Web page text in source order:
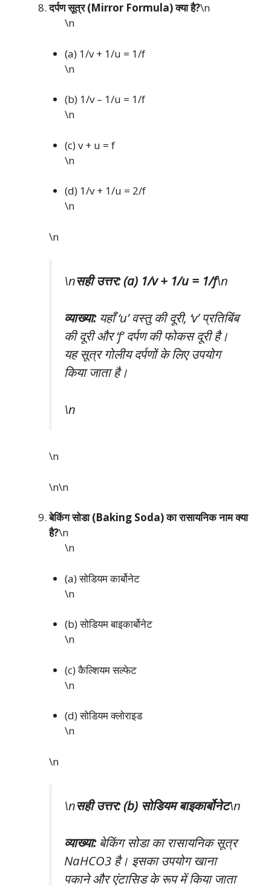
दर्पण सूत्र (Mirror Formula) क्या है?\n
\n
(a) 1/v + 1/u = 1/f
\n
(b) 1/v – 1/u = 1/f
\n
(c) v + u = f
\n
(d) 1/v + 1/u = 2/f
\n
\n
\nसही उत्तर: (a) 1/v + 1/u = 1/f\n
व्याख्या:यहाँ ‘u’ वस्तु की दूरी, ‘v’ प्रतिबिंब
की दूरी और ‘f’ दर्पण की फोकस दूरी है।
यह सूत्र गोलीय दर्पणों के लिए उपयोग
किया जाता है।
\n
\n
\n\n
बेकिंग सोडा (Baking Soda) का रासायनिक नाम क्या
है?\n
\n
(a) सोडियम कार्बोनेट
\n
(b) सोडियम बाइकार्बोनेट
\n
(c) कैल्शियम सल्फेट
\n
(d) सोडियम क्लोराइड
\n
\n
\nसही उत्तर: (b) सोडियम बाइकार्बोनेट\n
व्याख्या:बेकिंग सोडा का रासायनिक सूत्र
NaHCO3 है। इसका उपयोग खाना
पकाने और एंटासिड के रूप में किया जाता